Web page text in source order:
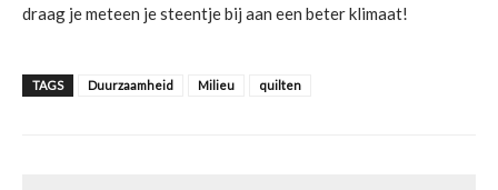
draag je meteen je steentje bij aan een beter klimaat!
TAGS Duurzaamheid Milieu quilten